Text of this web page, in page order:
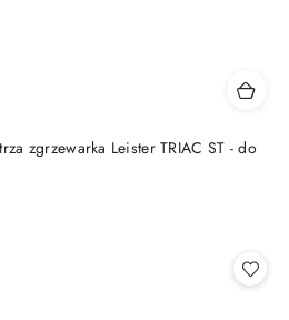
zgrzewarka Leister TRIAC ST - do